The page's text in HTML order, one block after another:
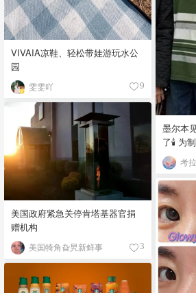
VIVAIA凉鞋、轻松带娃游玩水公
园
雯雯吖 9
墨尔本
了🕯️ 为
殴致死
考
美国政府紧急关停肯塔基器官捐
赠机构
美国犄角旮旯新鲜事 3